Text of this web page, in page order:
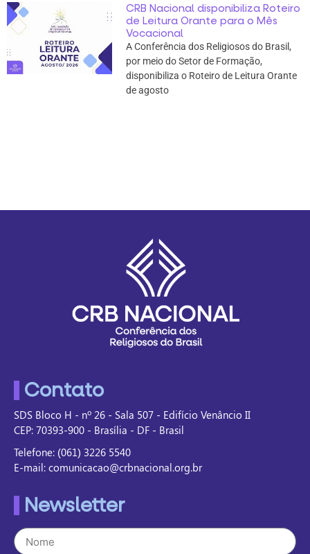
CRB Nacional disponibiliza Roteiro
de Leitura Orante para o Mês
Vocacional
A Conferência dos Religiosos do Brasil,
por meio do Setor de Formação,
disponibiliza o Roteiro de Leitura Orante
de agosto
Contato
SDS Bloco H - nº 26 - Sala 507 - Edifício Venâncio II
CEP: 70393-900 - Brasília - DF - Brasil
Telefone: (061) 3226 5540
E-mail: comunicacao@crbnacional.org.br
Newsletter